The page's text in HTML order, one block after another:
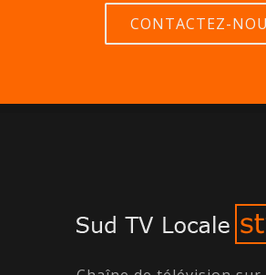
CONTACTEZ-